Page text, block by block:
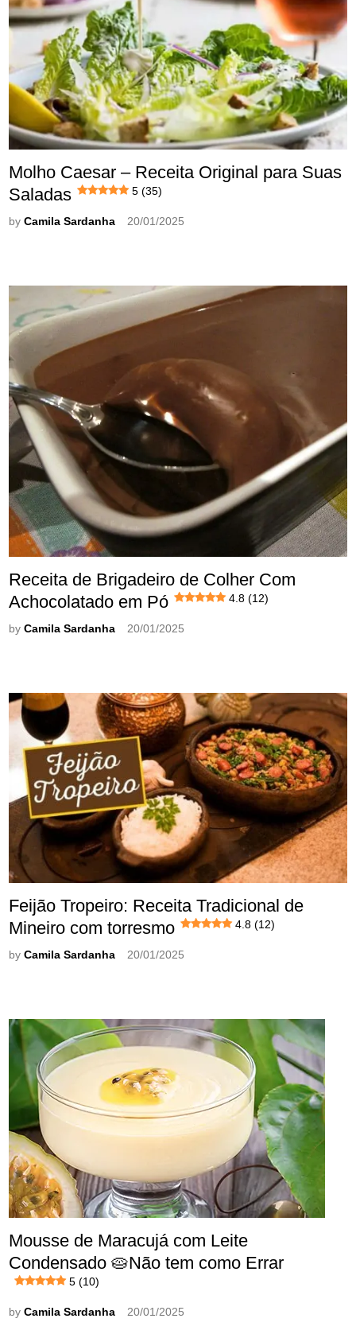
Molho Caesar – Receita Original para Suas
Saladas
5 (35)
byCamila Sardanha 20/01/2025
Receita de Brigadeiro de Colher Com
Achocolatado em Pó
4.8 (12)
byCamila Sardanha 20/01/2025
Feijão Tropeiro: Receita Tradicional de
Mineiro com torresmo
4.8 (12)
byCamila Sardanha 20/01/2025
Mousse de Maracujá com Leite
Condensado 🥧Não tem como Errar
5 (10)
byCamila Sardanha 20/01/2025